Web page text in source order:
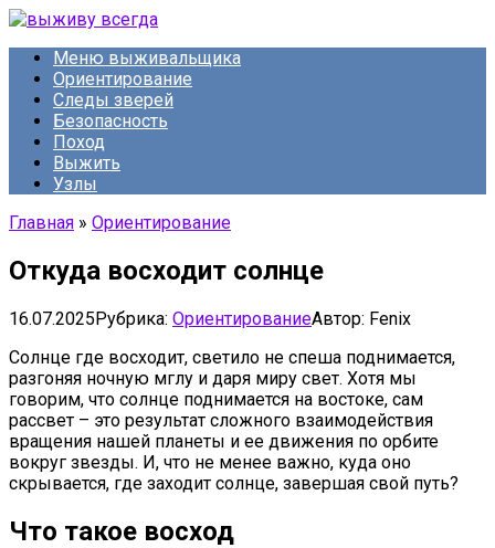
Перейти
контентуМеню выживальщика
Ориентирование
Следы зверей
Безопасность
Поход
Выжить
Узлы
Главная » Ориентирование
Откуда восходит солнце
16.07.2025Рубрика: ОриентированиеАвтор: Fenix
Солнце где восходит, светило не спеша поднимается,
разгоняя ночную мглу и даря миру свет. Хотя мы
говорим, что солнце поднимается на востоке, сам
рассвет – это результат сложного взаимодействия
вращения нашей планеты и ее движения по орбите
вокруг звезды. И, что не менее важно, куда оно
скрывается, где заходит солнце, завершая свой путь?
Что такое восход